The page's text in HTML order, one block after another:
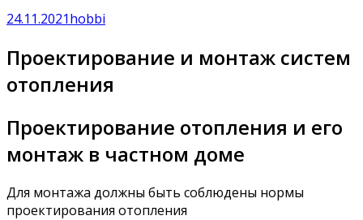
24.11.2021hobbi
Проектирование и монтаж систем
отопления
Проектирование отопления и его
монтаж в частном доме
Для монтажа должны быть соблюдены нормы
проектирования отопления